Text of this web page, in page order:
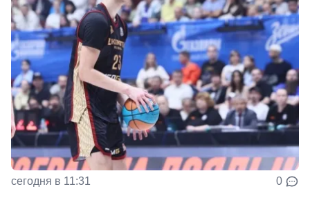
сегодня в 11:31 0